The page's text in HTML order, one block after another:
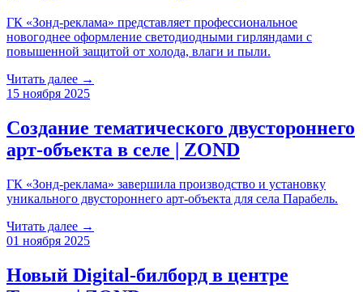
ГК «Зонд-реклама» представляет профессиональное
новогоднее оформление светодиодными гирляндами с
повышенной защитой от холода, влаги и пыли.
Читать далее →
15 ноября 2025
Создание тематического двустороннего
арт-объекта в селе | ZOND
ГК «Зонд-реклама» завершила производство и установку
уникального двустороннего арт-объекта для села Парабель.
Читать далее →
01 ноября 2025
Новый Digital-билборд в центре